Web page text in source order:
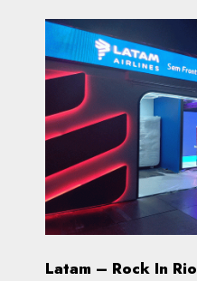
Latam – Rock In Rio